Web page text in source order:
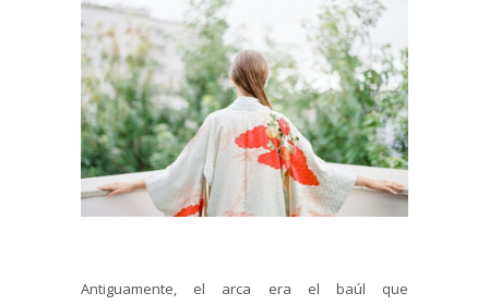
Antiguamente, el arca era el baúl que